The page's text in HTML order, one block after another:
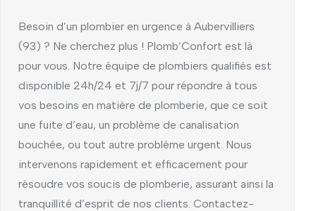
Besoin d’un plombier en urgence à Aubervilliers
(93) ? Ne cherchez plus ! Plomb’Confort est là
pour vous. Notre équipe de plombiers qualifiés est
disponible 24h/24 et 7j/7 pour répondre à tous
vos besoins en matière de plomberie, que ce soit
une fuite d’eau, un problème de canalisation
bouchée, ou tout autre problème urgent. Nous
intervenons rapidement et efficacement pour
résoudre vos soucis de plomberie, assurant ainsi la
tranquillité d’esprit de nos clients. Contactez-